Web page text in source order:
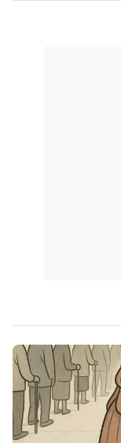
prazos processuais.